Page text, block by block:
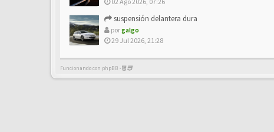
suspensión delantera dura
porgalgo
29 Jul 2026, 21:28
Funcionando con phpBB -